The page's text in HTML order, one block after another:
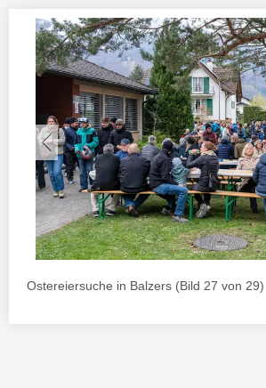
Ostereiersuche in Balzers (Bild 27 von